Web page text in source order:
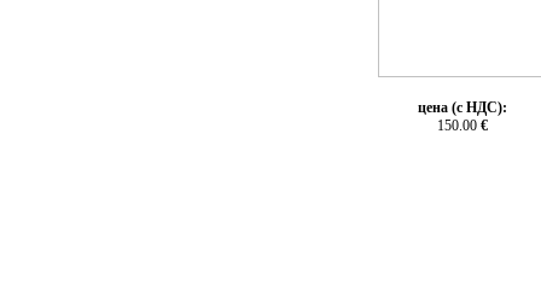
цена (с НДС):
150.00 €